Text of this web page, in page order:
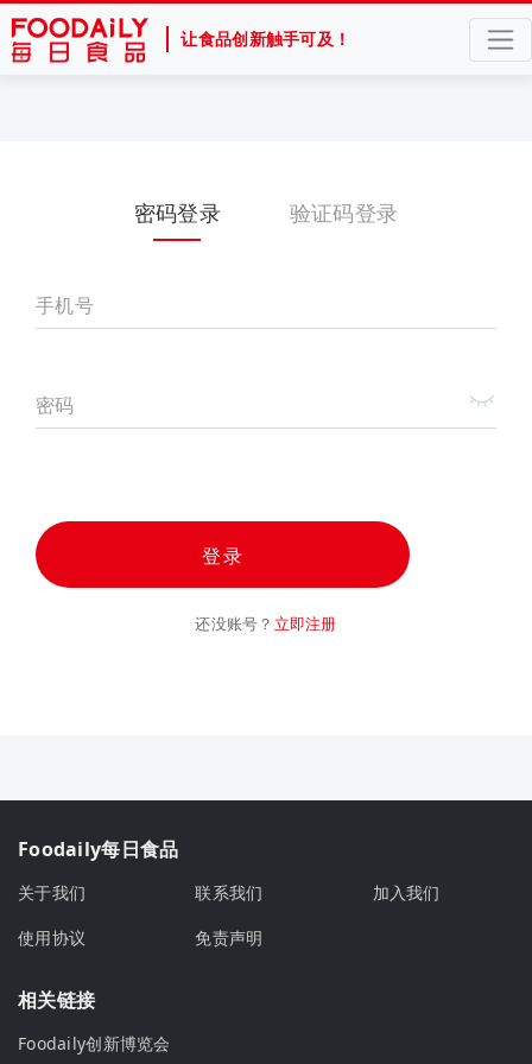
让食品创新触手可及！
密码登录 验证码登录
手机号
密码
登录
还没账号？ 立即注册
Foodaily每日食品
关于我们 联系我们
加入我们
使用协议
免责声明
相关链接
Foodaily创新博览会